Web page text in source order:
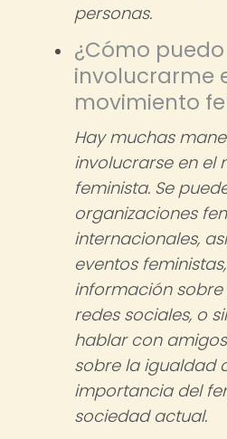
personas.
¿Cómo puedo
involucrarme
movimiento
Hay muchas
involucrarse en el
feminista. Se
organizaciones
internacionales,
eventos
información
redes sociales, o
hablar con
sobre la igualdad
importancia del
sociedad actual.